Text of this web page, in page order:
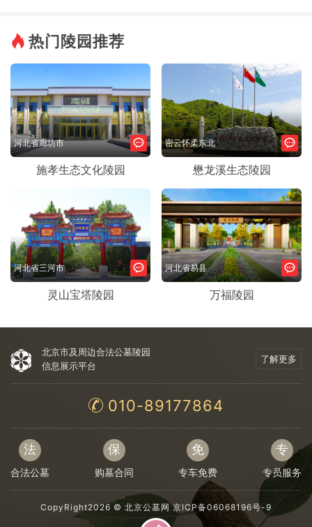
热门陵园推荐
河北省廊坊市
施孝生态文化陵园
密云怀柔东北
懋龙溪生态陵园
河北省三河市
灵山宝塔陵园
河北省易县
万福陵园
北京市及周边合法公墓陵园
信息展示平台
了解更多
010-89177864
法
合法公墓
保
购墓合同
免
专车免费
专
专员服务
CopyRight2026 © 北京公墓网 京ICP备06068196号-9